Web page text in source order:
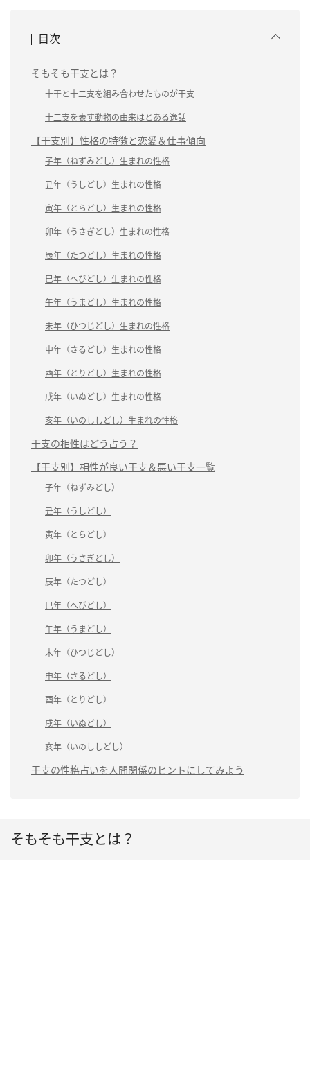
目次
そもそも干支とは？
十干と十二支を組み合わせたものが干支
十二支を表す動物の由来はとある逸話
【干支別】性格の特徴と恋愛＆仕事傾向
子年（ねずみどし）生まれの性格
丑年（うしどし）生まれの性格
寅年（とらどし）生まれの性格
卯年（うさぎどし）生まれの性格
辰年（たつどし）生まれの性格
巳年（へびどし）生まれの性格
午年（うまどし）生まれの性格
未年（ひつじどし）生まれの性格
申年（さるどし）生まれの性格
酉年（とりどし）生まれの性格
戌年（いぬどし）生まれの性格
亥年（いのししどし）生まれの性格
干支の相性はどう占う？
【干支別】相性が良い干支＆悪い干支一覧
子年（ねずみどし）
丑年（うしどし）
寅年（とらどし）
卯年（うさぎどし）
辰年（たつどし）
巳年（へびどし）
午年（うまどし）
未年（ひつじどし）
申年（さるどし）
酉年（とりどし）
戌年（いぬどし）
亥年（いのししどし）
干支の性格占いを人間関係のヒントにしてみよう
そもそも干支とは？